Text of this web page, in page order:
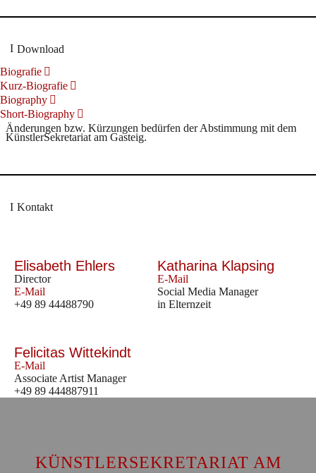
Download
Biografie
Kurz-Biografie
Biography
Short-Biography
Änderungen bzw. Kürzungen bedürfen der Abstimmung mit dem
KünstlerSekretariat am Gasteig.
Kontakt
Elisabeth Ehlers
Director
E-Mail
+49 89 44488790
Katharina Klapsing
E-Mail
Social Media Manager
in Elternzeit
Felicitas Wittekindt
E-Mail
Associate Artist Manager
+49 89 444887911
KÜNSTLERSEKRETARIAT AM